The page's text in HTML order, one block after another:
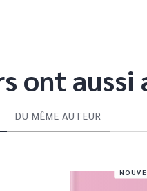
ont aussi
DU MÊME AUTEUR